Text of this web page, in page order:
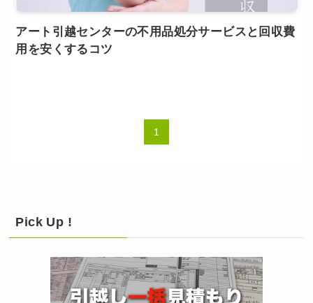
アート引越センターの不用品処分サービスと回収費
用を安くするコツ
1
Pick Up !